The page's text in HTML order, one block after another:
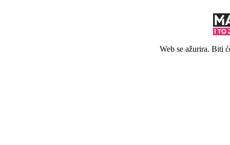
Web se ažurira. Biti